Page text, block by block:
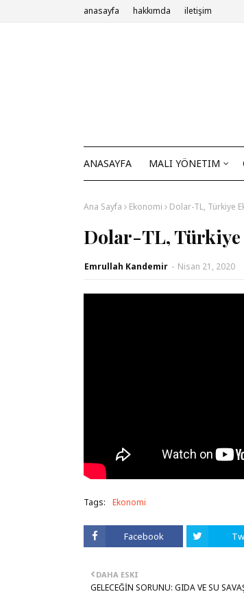
anasayfa hakkımda iletişim
ANASAYFA MALI YÖNETIM
Ana Sayfa Ekonomi Dolar-TL, Türkiye
Dolar-TL,
Emrullah Kandemir - Nisan 21, 2020
Tags: Ekonomi
Facebook
DAHA ESKI
GELECEĞİN SORUNU: GIDA VE SU